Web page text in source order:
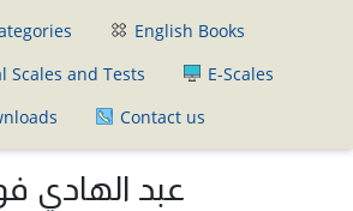
English Books
Scales and Tests
E-Scales
Contact us
عبد الهادي